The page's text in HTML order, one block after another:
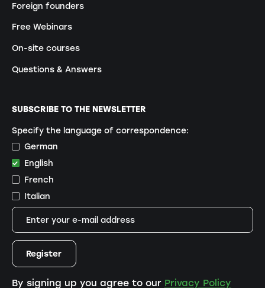
Foreign founders
Free Webinars
On-site courses
Questions & Answers
SUBSCRIBE TO THE NEWSLETTER
Specify the language of correspondence:
German
English
French
Italian
By signing up you agree to our Privacy Policy